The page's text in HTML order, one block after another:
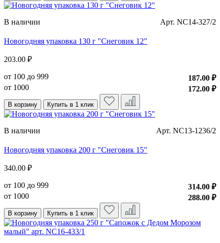
В наличии Арт. NC14-327/2
Новогодняя упаковка 130 г "Снеговик 12"
203.00 ₽
от 100 до 999
187.00 ₽
от 1000
172.00 ₽
В корзину Купить в 1 клик
В наличии Арт. NC13-1236/2
Новогодняя упаковка 200 г "Снеговик 15"
340.00 ₽
от 100 до 999
314.00 ₽
от 1000
288.00 ₽
В корзину Купить в 1 клик